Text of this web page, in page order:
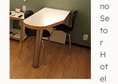
no
Se
to
r
H
ot
el